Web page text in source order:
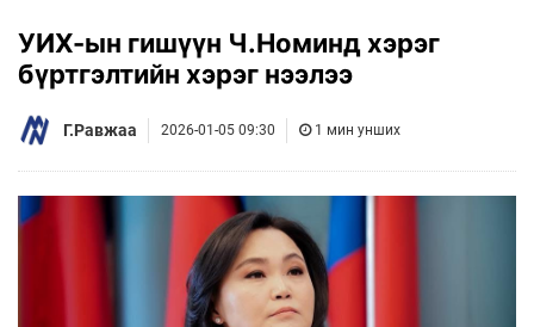
УИХ-ын гишүүн Ч.Номинд хэрэг
бүртгэлтийн хэрэг нээлээ
Г.Равжаа 2026-01-05 09:30 1 мин унших